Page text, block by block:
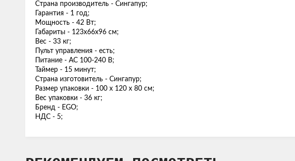
Страна производитель - Сингапур;
Гарантия - 1 год;
Мощность - 42 Вт;
Габариты - 123х66х96 см;
Вес - 33 кг;
Пульт управления - есть;
Питание - АС 100-240 В;
Таймер - 15 минут;
Страна изготовитель - Сингапур;
Размер упаковки - 100 х 120 х 80 см;
Вес упаковки - 36 кг;
Бренд - EGO;
НДС - 5;